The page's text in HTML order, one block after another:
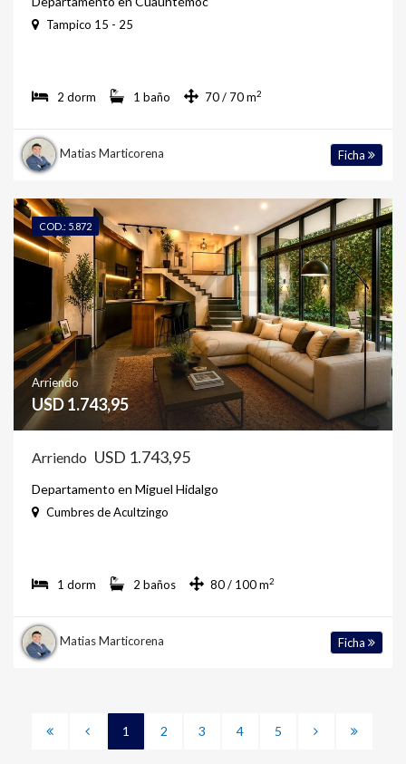
Tampico 15 - 25
2 dorm 1 baño 70 / 70 m2
Matias Marticorena Ficha
COD.: 5.872
Arriendo
USD 1.743,95
Arriendo USD 1.743,95
Departamento en Miguel Hidalgo
Cumbres de Acultzingo
1 dorm 2 baños 80 / 100 m2
Matias Marticorena Ficha
1 2 3 4 5